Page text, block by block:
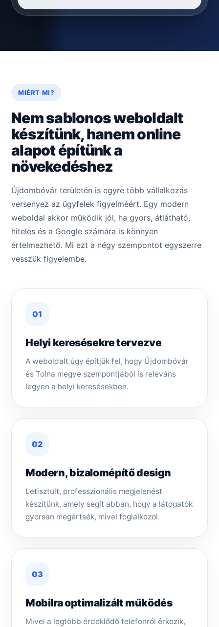
MIÉRT MI?
Nem sablonos weboldalt
készítünk, hanem online
alapot építünk a
növekedéshez
Újdombóvár területén is egyre több vállalkozás
versenyez az ügyfelek figyelméért. Egy modern
weboldal akkor működik jól, ha gyors, átlátható,
hiteles és a Google számára is könnyen
értelmezhető. Mi ezt a négy szempontot egyszerre
vesszük figyelembe.
01
Helyi keresésekre tervezve
A weboldalt úgy építjük fel, hogy Újdombóvár
és Tolna megye szempontjából is releváns
legyen a helyi keresésekben.
02
Modern, bizalomépítő design
Letisztult, professzionális megjelenést
készítünk, amely segít abban, hogy a látogatók
gyorsan megértsék, mivel foglalkozol.
03
Mobilra optimalizált működés
Mivel a legtöbb érdeklődő telefonról érkezik,